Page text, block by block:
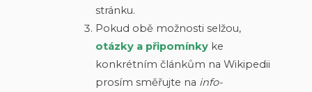
stránku.
Pokud obě možnosti selžou,
otázky a připomínkyke
konkrétním článkům na Wikipedii
prosím směřujte na info-